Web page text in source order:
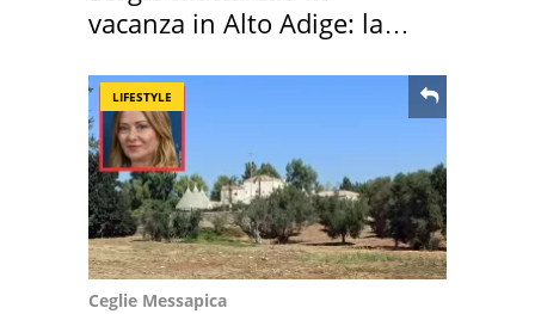
vacanza in Alto Adige: la
LIFESTYLE
Ceglie Messapica